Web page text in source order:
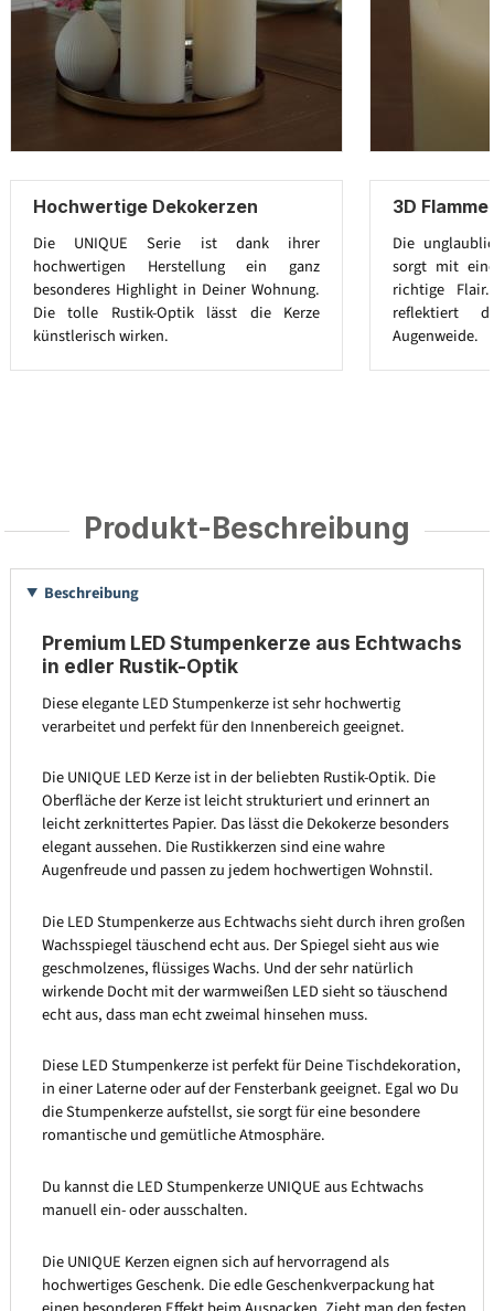
Hochwertige Dekokerzen
Die UNIQUE Serie ist dank ihrer
hochwertigen Herstellung ein ganz
besonderes Highlight in Deiner Wohnung.
Die tolle Rustik-Optik lässt die Kerze
künstlerisch wirken.
3D
Die
sorgt mit
richtige
reflektiert
Augenweide.
Produkt-Beschreibung
Beschreibung
Premium LED Stumpenkerze aus Echtwachs
in edler Rustik-Optik
Diese elegante LED Stumpenkerze ist sehr hochwertig
verarbeitet und perfekt für den Innenbereich geeignet.
Die UNIQUE LED Kerze ist in der beliebten Rustik-Optik. Die
Oberfläche der Kerze ist leicht strukturiert und erinnert an
leicht zerknittertes Papier. Das lässt die Dekokerze besonders
elegant aussehen. Die Rustikkerzen sind eine wahre
Augenfreude und passen zu jedem hochwertigen Wohnstil.
Die LED Stumpenkerze aus Echtwachs sieht durch ihren großen
Wachsspiegel täuschend echt aus. Der Spiegel sieht aus wie
geschmolzenes, flüssiges Wachs. Und der sehr natürlich
wirkende Docht mit der warmweißen LED sieht so täuschend
echt aus, dass man echt zweimal hinsehen muss.
Diese LED Stumpenkerze ist perfekt für Deine Tischdekoration,
in einer Laterne oder auf der Fensterbank geeignet. Egal wo Du
die Stumpenkerze aufstellst, sie sorgt für eine besondere
romantische und gemütliche Atmosphäre.
Du kannst die LED Stumpenkerze UNIQUE aus Echtwachs
manuell ein- oder ausschalten.
Die UNIQUE Kerzen eignen sich auf hervorragend als
hochwertiges Geschenk. Die edle Geschenkverpackung hat